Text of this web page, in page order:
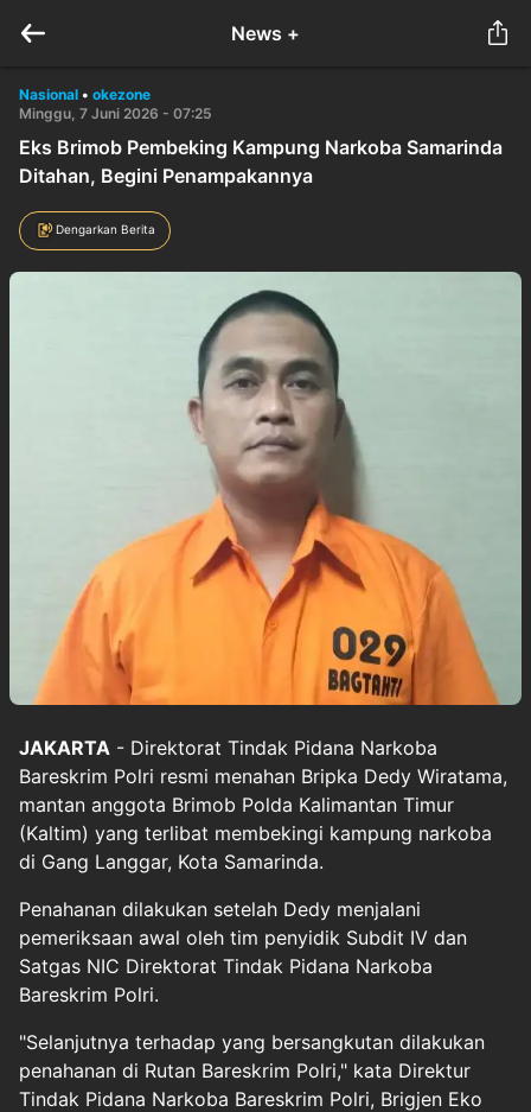
News +
Nasional • okezone
Minggu, 7 Juni 2026 - 07:25
Eks Brimob Pembeking Kampung Narkoba Samarinda
Ditahan, Begini Penampakannya
Dengarkan Berita
JAKARTA - Direktorat Tindak Pidana Narkoba
Bareskrim Polri resmi menahan Bripka Dedy Wiratama,
mantan anggota Brimob Polda Kalimantan Timur
(Kaltim) yang terlibat membekingi kampung narkoba
di Gang Langgar, Kota Samarinda.
Penahanan dilakukan setelah Dedy menjalani
pemeriksaan awal oleh tim penyidik Subdit IV dan
Satgas NIC Direktorat Tindak Pidana Narkoba
Bareskrim Polri.
"Selanjutnya terhadap yang bersangkutan dilakukan
penahanan di Rutan Bareskrim Polri," kata Direktur
Tindak Pidana Narkoba Bareskrim Polri, Brigjen Eko